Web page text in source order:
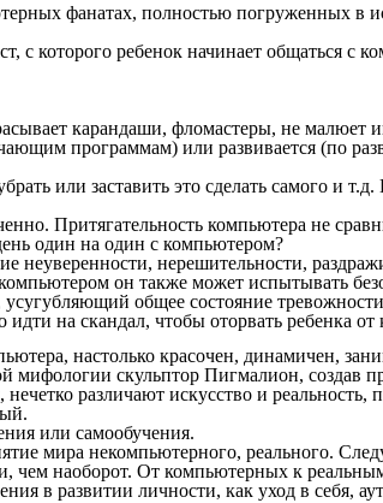
фанатах, полностью погруженных в
с которого ребенок начинает общаться с
карандаши, фломастеры, не малюет
программам) или развивается (по
или заставить это сделать самого и
Притягательность компьютера не
один на один с компьютером?
неуверенности, нерешительности,
он также может испытывать
общее состояние
на скандал, чтобы оторвать ребенка от
настолько красочен, динамичен,
мифологии скульптор Пигмалион, создав
различают искусство и реальность,
или самообучения.
мира некомпьютерного, реального.
чем наоборот. От компьютерных к
в развитии личности, как уход в себя,